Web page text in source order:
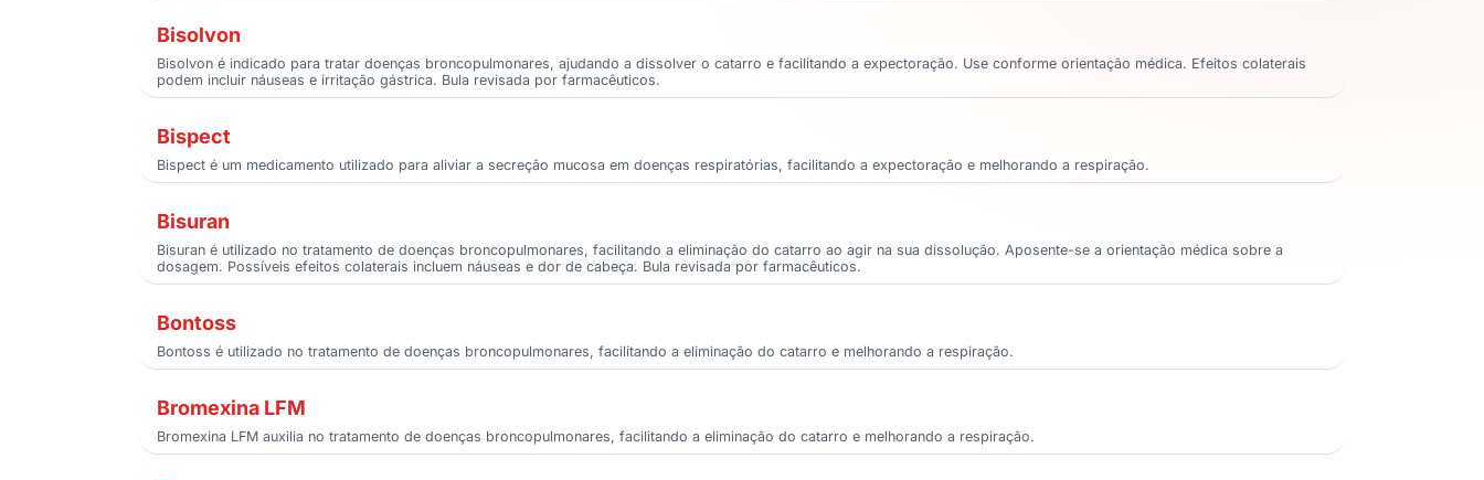
Bisolvon
Bisolvon é indicado para tratar doenças broncopulmonares, ajudando a dissolver o catarro e facilitando a expectoração. Use conforme orientação médica. Efeitos colaterais
podem incluir náuseas e irritação gástrica. Bula revisada por farmacêuticos.
Bispect
Bispect é um medicamento utilizado para aliviar a secreção mucosa em doenças respiratórias, facilitando a expectoração e melhorando a respiração.
Bisuran
Bisuran é utilizado no tratamento de doenças broncopulmonares, facilitando a eliminação do catarro ao agir na sua dissolução. Aposente-se a orientação médica sobre a
dosagem. Possíveis efeitos colaterais incluem náuseas e dor de cabeça. Bula revisada por farmacêuticos.
Bontoss
Bontoss é utilizado no tratamento de doenças broncopulmonares, facilitando a eliminação do catarro e melhorando a respiração.
Bromexina LFM
Bromexina LFM auxilia no tratamento de doenças broncopulmonares, facilitando a eliminação do catarro e melhorando a respiração.